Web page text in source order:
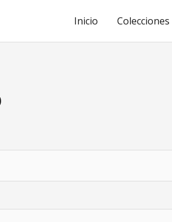
Inicio Colecciones